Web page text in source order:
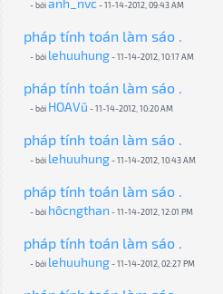
- bởianh_nvc- 11-14-2012, 09:43 AM
pháp tính toán làm sáo .
- bởi lehuuhung- 11-14-2012, 10:17 AM
pháp tính toán làm sáo .
- bởi HOAVũ - 11-14-2012, 10:20 AM
pháp tính toán làm sáo .
- bởi lehuuhung- 11-14-2012, 10:43 AM
pháp tính toán làm sáo .
- bởi hôcngthan - 11-14-2012, 12:01 PM
pháp tính toán làm sáo .
- bởi lehuuhung- 11-14-2012, 02:27 PM